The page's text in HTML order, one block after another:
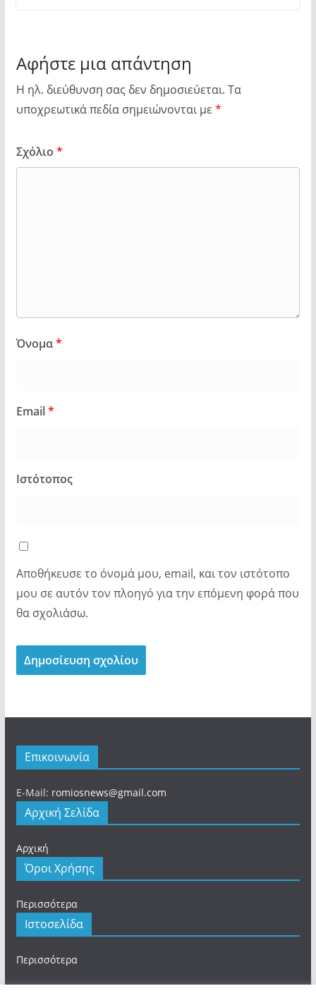
Αφήστε μια απάντηση
Η ηλ. διεύθυνση σας δεν δημοσιεύεται. Τα
υποχρεωτικά πεδία σημειώνονται με *
Σχόλιο *
Όνομα*
Email*
Ιστότοπος
Αποθήκευσε το όνομά μου, email, και τον ιστότοπο
μου σε αυτόν τον πλοηγό για την επόμενη φορά που
θα σχολιάσω.
Επικοινωνία
E-Mail: romiosnews@gmail.com
Αρχική Σελίδα
Αρχική
Όροι Χρήσης
Περισσότερα
Ιστοσελίδα
Περισσότερα